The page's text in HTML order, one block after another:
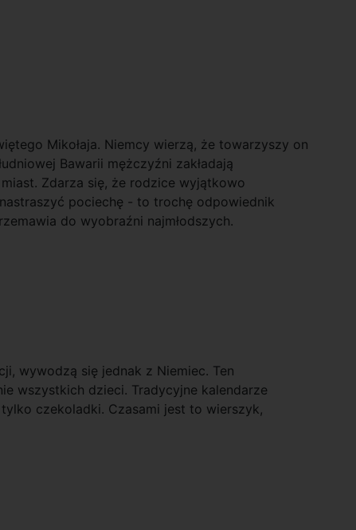
Mikołaja. Niemcy wierzą, że towarzyszy on
Bawarii mężczyźni zakładają
Zdarza się, że rodzice wyjątkowo
pociechę - to trochę odpowiednik
do wyobraźni najmłodszych.
wywodzą się jednak z Niemiec. Ten
wszystkich dzieci. Tradycyjne kalendarze
czekoladki. Czasami jest to wierszyk,